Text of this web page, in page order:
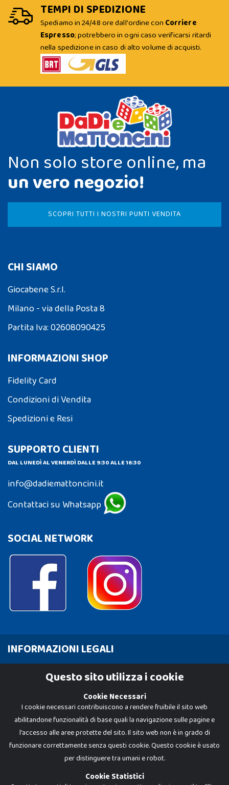
TEMPI DI SPEDIZIONE
Spediamo in 24/48 ore dall'ordine con Corriere
Espresso; potrebbero in ogni caso verificarsi ritardi
nella spedizione in caso di alto volume di acquisti.
Non solo store online, ma
un vero negozio!
SCOPRI TUTTI I NOSTRI PUNTI VENDITA
CHI SIAMO
Giocabene S.r.l.
Milano - via della Posta 8
Partita Iva: 02608090425
INFORMAZIONI SHOP
Fidelity Card
Condizioni di Vendita
Spedizioni e Resi
SUPPORTO CLIENTI
DAL LUNEDÌ AL VENERDÌ DALLE 9:30 ALLE 16:30
info@dadiemattoncini.it
Contattaci su Whatsapp
SOCIAL NETWORK
INFORMAZIONI LEGALI
Cookie PolicyQuesto sito utilizza i cookie
Cookie Necessari
I cookie necessari contribuiscono a rendere fruibile il sito web
abilitandone funzionalità di base quali la navigazione sulle pagine e
l'accesso alle aree protette del sito. Il sito web non è in grado di
funzionare correttamente senza questi cookie. Questo cookie è usato
per distinguere tra umani e robot.
Cookie Statistici